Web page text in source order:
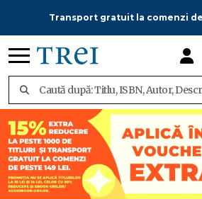
Transport gratuit la comenzi